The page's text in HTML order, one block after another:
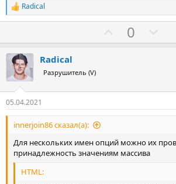
Р
е
и
и
:
Radical
а
0
р
и
Radical
Разрушитель (V)
05.04.2021
innerjoin86 сказал(а):
Для нескольких имен опций можно их
принадлежность значениям массива
HTML: